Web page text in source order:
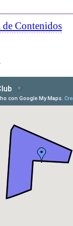
de Contenidos